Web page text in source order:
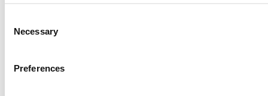
Selection
Necessary
Preferences